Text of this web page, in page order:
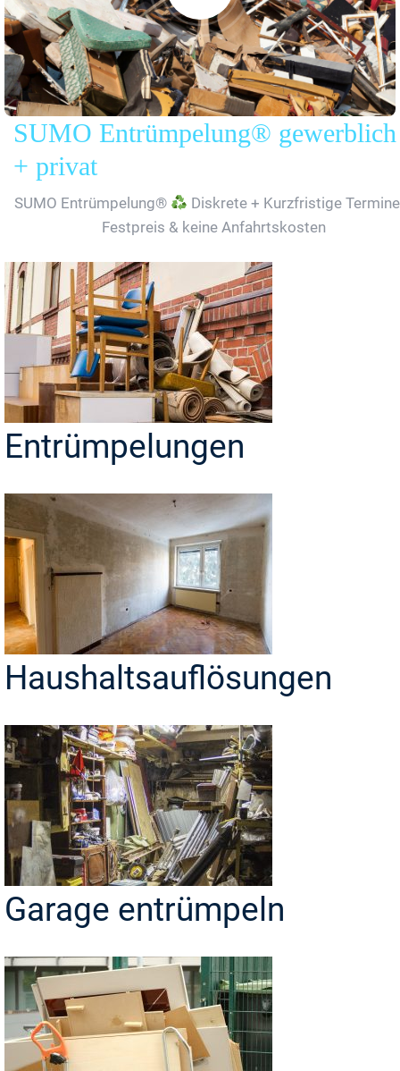
SUMO Entrümpelung® gewerblich
+ privat
SUMO Entrümpelung®
Diskrete + Kurzfristige
Festpreis & keine Anfahrtskosten
Entrümpelungen
Haushaltsauflösungen
Garage entrümpeln